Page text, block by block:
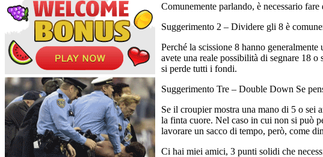
Comunemente parlando, è necessario
Suggerimento 2 – Dividere gli 8 è
Perché la scissione 8 hanno
avete una reale possibilità di segnare 18
si perde tutti i fondi.
Suggerimento Tre – Double Down Se
Se il croupier mostra una mano di 5 o sei
la finta cuore. Nel caso in cui non si può
lavorare un sacco di tempo, però, come
Ci hai miei amici, 3 punti solidi che